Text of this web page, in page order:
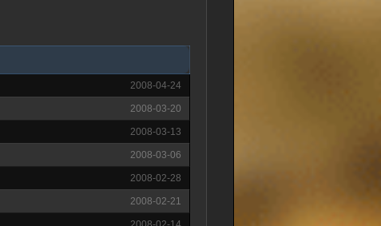
2008-04-24
2008-03-20
2008-03-13
2008-03-06
2008-02-28
2008-02-21